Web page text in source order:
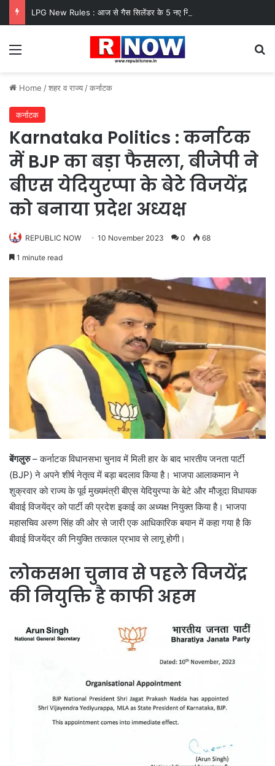
Menu
Home /शहर व राज्य /कर्नाटक
कर्नाटक
Karnataka Politics : कर्नाटक
में BJP का बड़ा फैसला, बीजेपी ने
बीएस येदियुरप्पा के बेटे विजयेंद्र
को बनाया प्रदेश अध्यक्ष
REPUBLIC NOW 10 November 2023 0 68
1 minute read
बेंगलुरु– कर्नाटक विधानसभा चुनाव में मिली हार के बाद भारतीय जनता पार्टी
(BJP) ने अपने शीर्ष नेतृत्व में बड़ा बदलाव किया है। भाजपा आलाकमान ने
शुक्रवार को राज्य के पूर्व मुख्यमंत्री बीएस येदियुरप्पा के बेटे और मौजूदा विधायक
बीवाई विजयेंद्र को पार्टी की प्रदेश इकाई का अध्यक्ष नियुक्त किया है। भाजपा
महासचिव अरुण सिंह की ओर से जारी एक आधिकारिक बयान में कहा गया है कि
बीवाई विजयेंद्र की नियुक्ति तत्काल प्रभाव से लागू होगी।
लोकसभा चुनाव से पहले विजयेंद्र
की नियुक्ति है काफी अहम